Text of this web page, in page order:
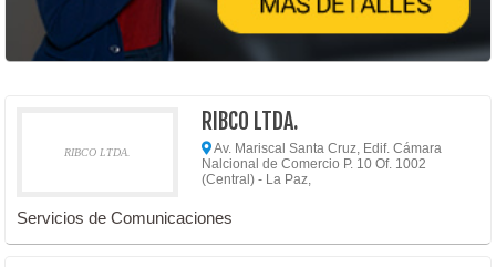
RIBCO LTDA.
RIBCO LTDA.
Av. Mariscal Santa Cruz, Edif. Cámara
Nalcional de Comercio P. 10 Of. 1002
(Central) - La Paz,
Servicios de Comunicaciones